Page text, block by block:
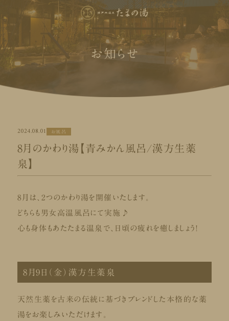
お知らせ
2024.08.01 お風呂
8月のかわり湯【青みかん風呂/漢方生薬
泉】
8月は、2つのかわり湯を開催いたします。
どちらも男女高温風呂にて実施♪
心も身体もあたたまる温泉で、日頃の疲れを癒しましょう！
8月9日（金）漢方生薬泉
天然生薬を古来の伝統に基づきブレンドした本格的な薬
湯をお楽しみいただけます。